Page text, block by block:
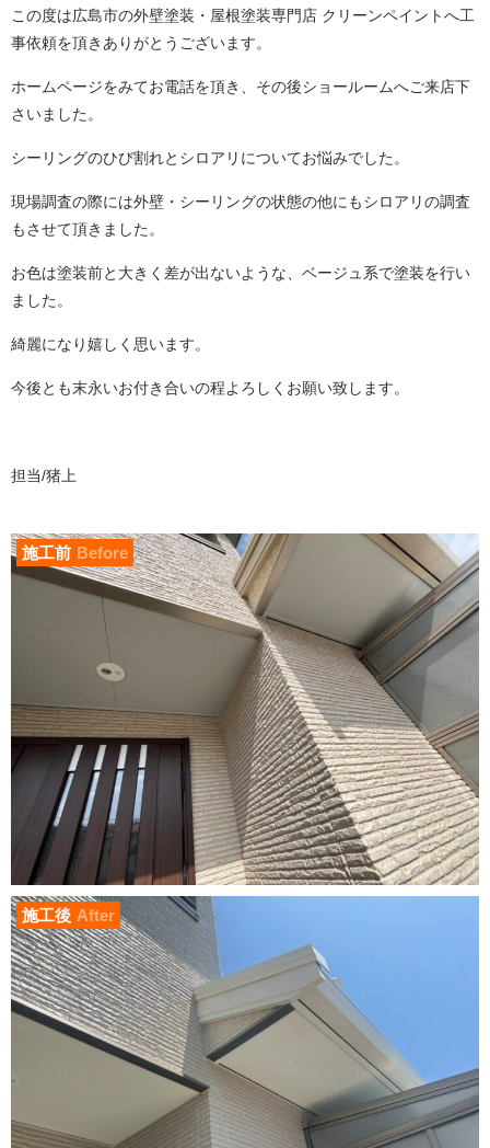
この度は広島市の外壁塗装・屋根塗装専門店 クリーンペイントへ工
事依頼を頂きありがとうございます。
ホームページをみてお電話を頂き、その後ショールームへご来店下
さいました。
シーリングのひび割れとシロアリについてお悩みでした。
現場調査の際には外壁・シーリングの状態の他にもシロアリの調査
もさせて頂きました。
お色は塗装前と大きく差が出ないような、ベージュ系で塗装を行い
ました。
綺麗になり嬉しく思います。
今後とも末永いお付き合いの程よろしくお願い致します。
担当/猪上
施工前 Before
施工後 After